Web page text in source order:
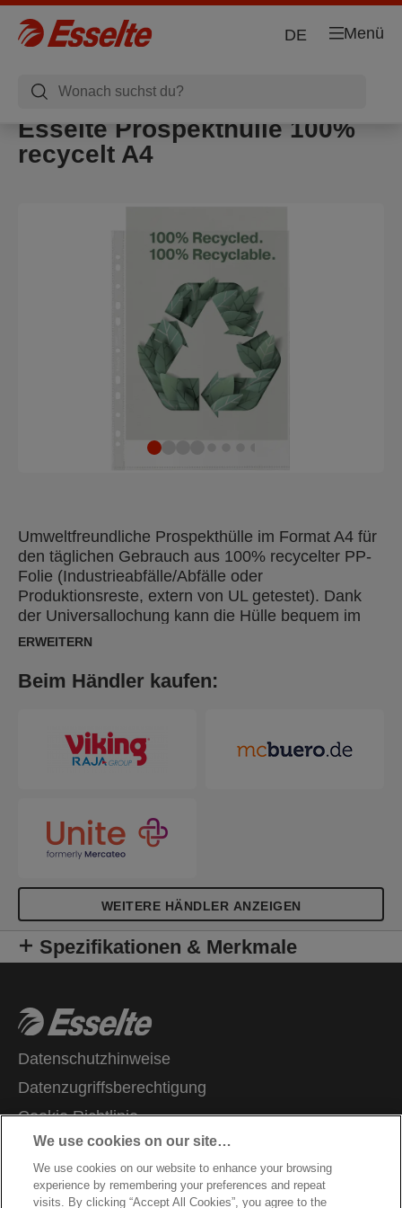
Menü
DE
Esselte Prospekthülle 100%
recycelt A4
Umweltfreundliche Prospekthülle im Format A4 für
den täglichen Gebrauch aus 100% recycelter PP-
Folie (Industrieabfälle/Abfälle oder
Produktionsreste, extern von UL getestet). Dank
der Universallochung kann die Hülle bequem im
Ordner oder Ringbuch abgelegt werden. Das
erneut recycelt werden. Verpackt im Beutel, der zu
ERWEITERN
Beim Händler kaufen:
WEITERE HÄNDLER ANZEIGEN
Spezifikationen & Merkmale
Datenschutzhinweise
Datenzugriffsberechtigung
Cookie Richtlinie
Legal Notice
Impressum
Garantie Bedingungen
We use cookies on our site…
We use cookies on our website to enhance your browsing
experience by remembering your preferences and repeat
visits. By clicking “Accept All Cookies”, you agree to the